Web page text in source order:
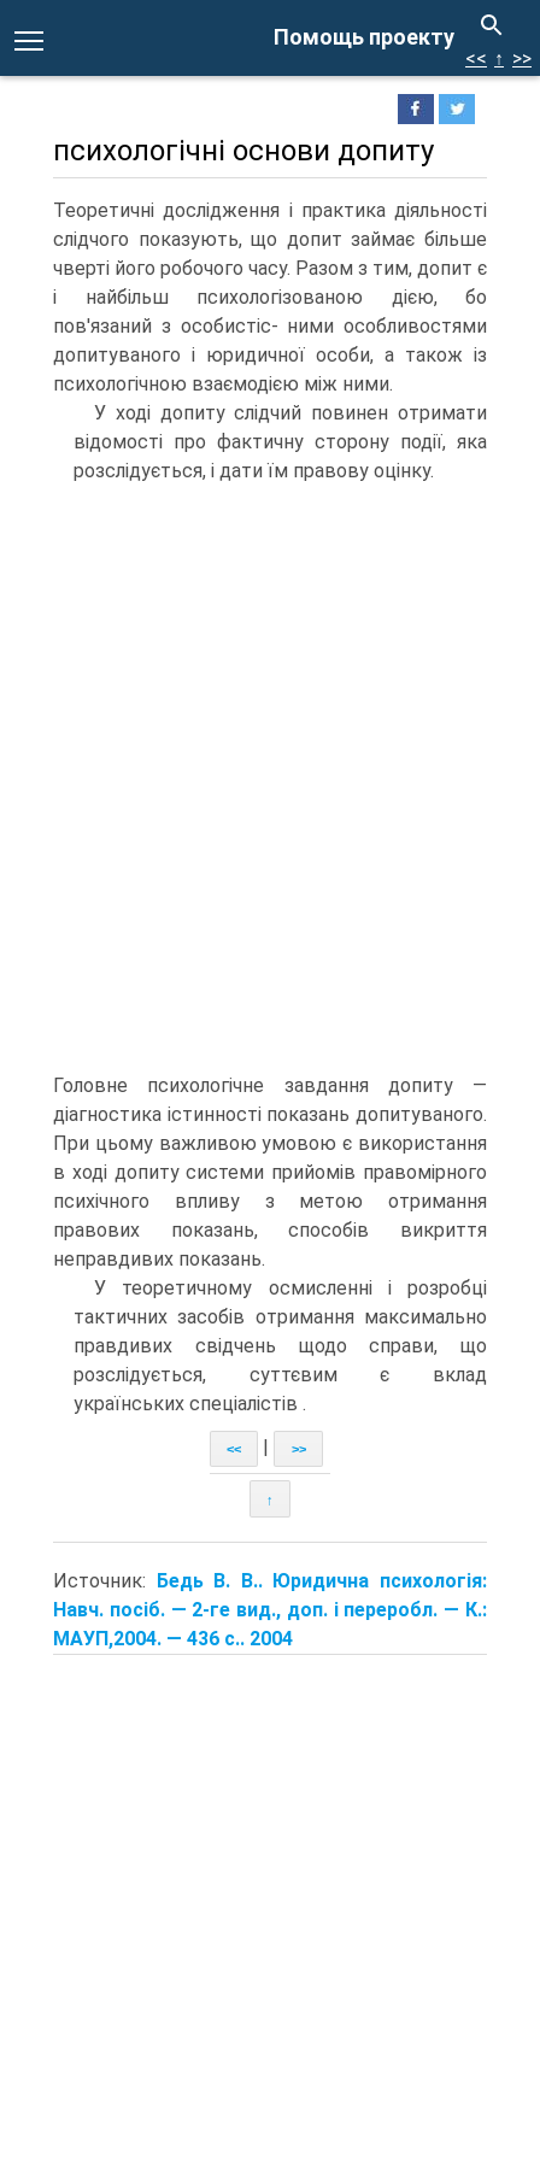
Помощь проекту
<< ↑ >>
психологічні основи допиту
Теоретичні дослідження і практика діяльності
слідчого показують, що допит займає більше
чверті його робочого часу. Разом з тим, допит є
і найбільш психологізованою дією, бо
пов'язаний з особистіс- ними особливостями
допитуваного і юридичної особи, а також із
психологічною взаємодією між ними.
У ході допиту слідчий повинен отримати
відомості про фактичну сторону події, яка
розслідується, і дати їм правову оцінку.
Головне психологічне завдання допиту —
діагностика істинності показань допитуваного.
При цьому важливою умовою є використання
в ході допиту системи прийомів правомірного
психічного впливу з метою отримання
правових показань, способів викриття
неправдивих показань.
У теоретичному осмисленні і розробці
тактичних засобів отримання максимально
правдивих свідчень щодо справи, що
розслідується, суттєвим є вклад
українських спеціалістів .
<< >>
↑
Источник: Бедь В. В.. Юридична психологія:
Навч. посіб. — 2-ге вид., доп. і переробл. — К.:
МАУП,2004. — 436 с.. 2004